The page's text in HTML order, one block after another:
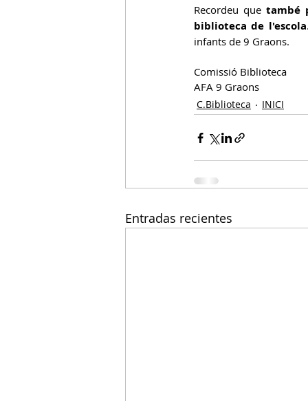
Recordeu que també
biblioteca de l'escola
infants de 9 Graons.
Comissió Biblioteca
AFA 9 Graons
C.Biblioteca INICI
Entradas recientes